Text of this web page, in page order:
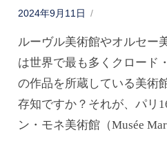
P
d
o
n
2024年9月11日
ルーヴル美術館やオルセー
は世界で最も多くクロード
の作品を所蔵している美術
存知ですか？それが、パリ
ン・モネ美術館（Musée